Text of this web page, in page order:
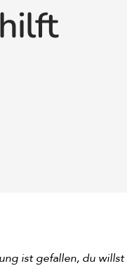
ist gefallen, du